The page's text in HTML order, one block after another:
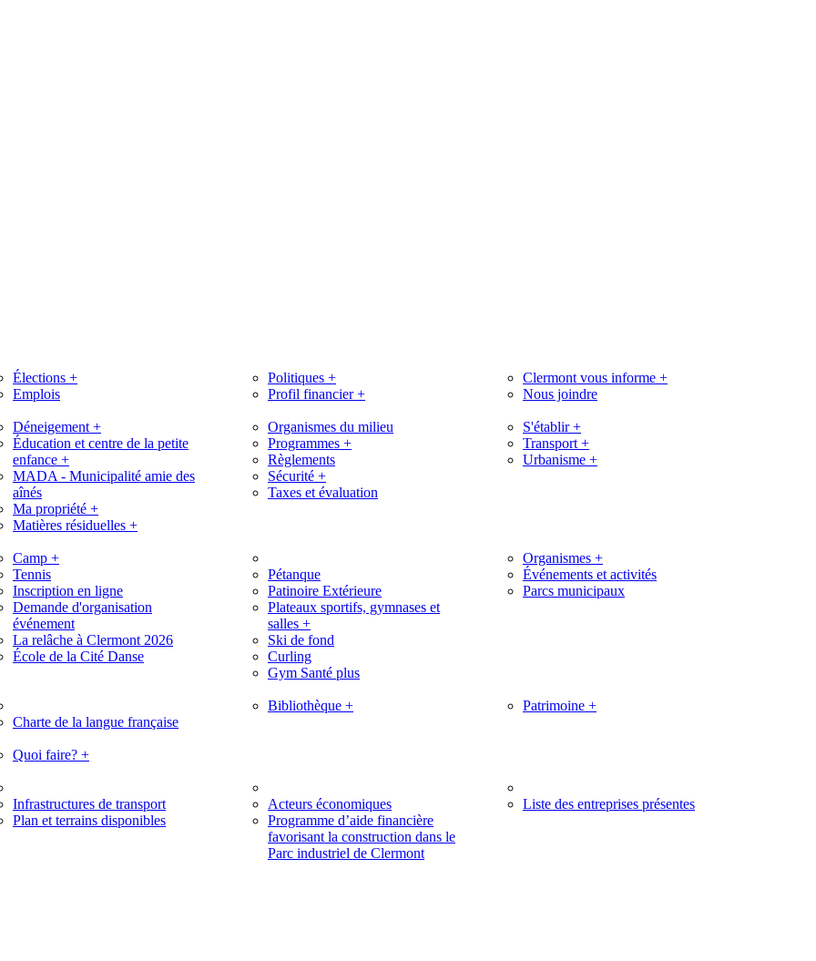
Élections +
Emplois
Politiques +
Profil financier+
Clermont vous informe +
Nous joindre
Déneigement +
Éducation et centre de la petite
enfance +
MADA - Municipalité amie des
aînés
Ma propriété +
Matières résiduelles +
Organismes du milieu
Programmes +
Règlements
Sécurité +
Taxes et évaluation
S'établir+
Transport +
Urbanisme +
Camp +
Tennis
Inscription en ligne
Demande d'organisation
événement
La relâche à Clermont 2026
École de la Cité Danse
Pétanque
Patinoire Extérieure
Plateaux sportifs, gymnases et
salles +
Ski de fond
Curling
Gym Santé plus
Organismes +
Événements et activités
Parcs municipaux
Charte de la langue française
Bibliothèque + Patrimoine +
Quoi faire? +
Infrastructures de transport
Plan et terrains disponibles
Acteurs économiques
Programme d’aide financière
favorisant la construction dans le
Parc industriel de Clermont
Liste des entreprises présentes